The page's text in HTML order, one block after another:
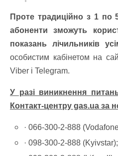
Проте традиційно з 1 по
абоненти зможуть
показань лічильників
особистим кабінетом на
Viber і Telegram.
У разі виникнення
Контакт-центру gas.ua за
· 066-300-2-888
· 098-300-2-888 (Kyivstar);